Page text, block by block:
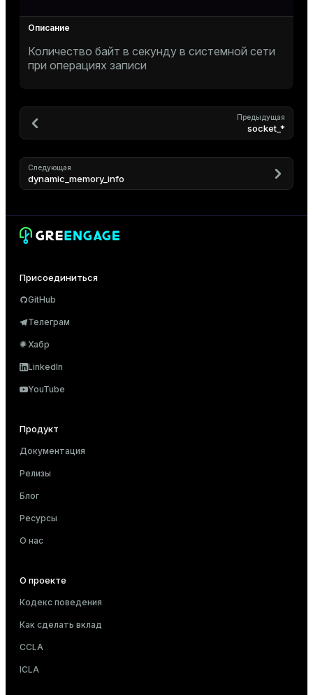
Количество байт в секунду в системной сети
при операциях записи
Предыдущая
socket_*
Следующая
dynamic_memory_info
Присоединиться
GitHub
Телеграм
Хабр
LinkedIn
YouTube
Продукт
Документация
Релизы
Блог
Ресурсы
О нас
О проекте
Кодекс поведения
Как сделать вклад
CCLA
ICLA